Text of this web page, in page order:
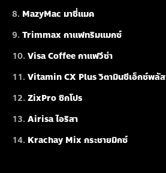
MazyMac มาซี่แมค
Trimmax กาแฟทริมแมกซ์
Visa Coffee กาแฟวีซ่า
Vitamin CX Plus วิตามินซีเอ็กซ์พลัส
ZixPro ซิกโปร
Airisa ไอริสา
Krachay Mix กระชายมิกซ์